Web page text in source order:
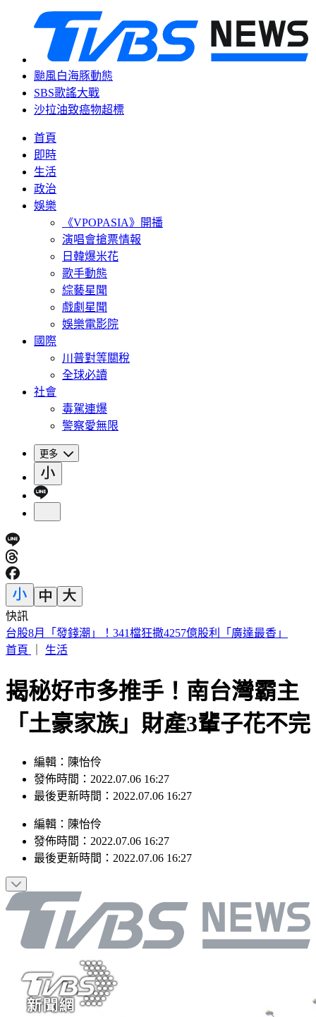
颱風白海豚動態
SBS歌謠大戰
沙拉油致癌物超標
首頁
即時
生活
政治
娛樂
《VPOPASIA》開播
演唱會搶票情報
日韓爆米花
歌手動態
綜藝星聞
戲劇星聞
娛樂電影院
國際
川普對等關稅
全球必讀
社會
毒駕連爆
警察愛無限
更多
快訊
白海豚颱風上演「海豚跳」 專家：雙眼牆結構引擺動、這兩
天雨最大
揭秘好市多推手！南台灣霸主
「土豪家族」財產3輩子花不完
編輯：陳怡伶
發佈時間：2022.07.06 16:27
編輯：陳怡伶
發佈時間：2022.07.06 16:27